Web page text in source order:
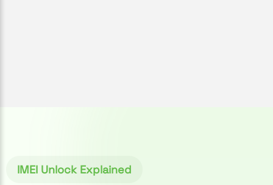
IMEI Unlock Explained